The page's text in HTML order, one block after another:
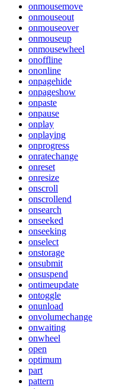
onmousemove
onmouseout
onmouseover
onmouseup
onmousewheel
onoffline
ononline
onpagehide
onpageshow
onpaste
onpause
onplay
onplaying
onprogress
onratechange
onreset
onresize
onscroll
onscrollend
onsearch
onseeked
onseeking
onselect
onstorage
onsubmit
onsuspend
ontimeupdate
ontoggle
onunload
onvolumechange
onwaiting
onwheel
open
optimum
part
pattern